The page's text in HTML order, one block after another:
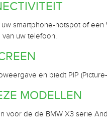
smartphone-hotspot of
uw telefoon.
en biedt PIP
MODELLEN
voor de de BMW X3 serie